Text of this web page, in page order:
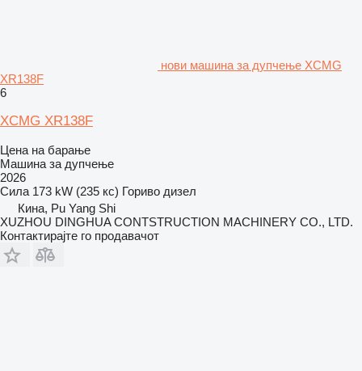
нови машина за дупчење XCMG
XR138F
6
XCMG XR138F
Цена на барање
Машина за дупчење
2026
Сила 173 kW (235 кс) Гориво дизел
Кина, Pu Yang Shi
XUZHOU DINGHUA CONTSTRUCTION MACHINERY CO., LTD.
Контактирајте го продавачот